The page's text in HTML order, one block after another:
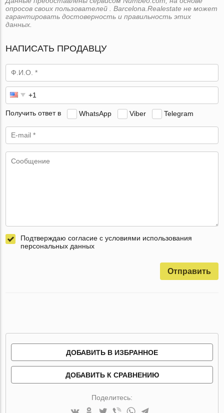
опросов своих пользователей . Barcelona.Realestate не может
гарантировать достоверность и правильность этих
данных.
НАПИСАТЬ ПРОДАВЦУ
Получить ответ в WhatsApp Viber Telegram
Подтверждаю согласие с условиями использования
персональных данных
Отправить
ДОБАВИТЬ В ИЗБРАННОЕ
ДОБАВИТЬ К СРАВНЕНИЮ
Поделитесь: